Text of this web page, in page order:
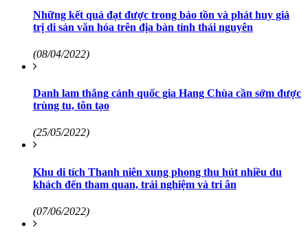
Những kết quả đạt được trong bảo tồn và phát huy giá
trị di sản văn hóa trên địa bàn tỉnh thái nguyên
(08/04/2022)
Danh lam thắng cảnh quốc gia Hang Chùa cần sớm được
trùng tu, tôn tạo
(25/05/2022)
Khu di tích Thanh niên xung phong thu hút nhiều du
khách đến tham quan, trải nghiệm và tri ân
(07/06/2022)